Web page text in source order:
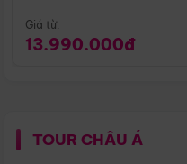
Giá từ:
13.990.000đ
TOUR CHÂU Á